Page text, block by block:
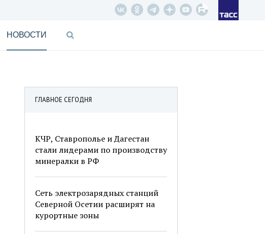
НОВОСТИ
ГЛАВНОЕ СЕГОДНЯ
КЧР, Ставрополье и Дагестан
стали лидерами по производству
минералки в РФ
Сеть электрозарядных станций
Северной Осетии расширят на
курортные зоны